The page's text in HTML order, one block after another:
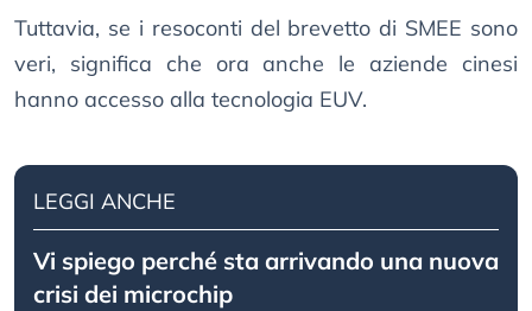
Tuttavia, se i resoconti del brevetto di SMEE sono
veri, significa che ora anche le aziende cinesi
hanno accesso alla tecnologia EUV.
LEGGI ANCHE
Vi spiego perché sta arrivando una nuova
crisi dei microchip